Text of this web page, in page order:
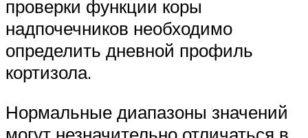
проверки функции коры
надпочечников необходимо
определить дневной профиль
кортизола.
Нормальные диапазоны значений
могут незначительно отличаться в